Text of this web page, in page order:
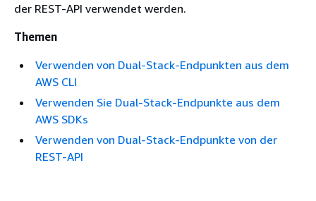
der REST-API verwendet werden.
Themen
Verwenden von Dual-Stack-Endpunkten aus dem
AWS CLI
Verwenden Sie Dual-Stack-Endpunkte aus dem
AWS SDKs
Verwenden von Dual-Stack-Endpunkte von der
REST-API